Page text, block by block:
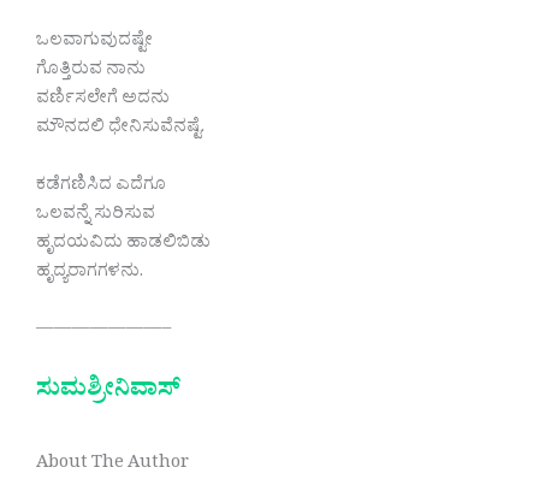
ಒಲವಾಗುವುದಷ್ಟೇ
ಗೊತ್ತಿರುವ ನಾನು
ವರ್ಣಿಸಲೇಗೆ ಅದನು
ಮೌನದಲಿ ಧೇನಿಸುವೆನಷ್ಟೆ.
ಕಡೆಗಣಿಸಿದ ಎದೆಗೂ
ಒಲವನ್ನೆ ಸುರಿಸುವ
ಹೃದಯವಿದು ಹಾಡಲಿಬಿಡು
ಹೃದ್ಯರಾಗಗಳನು.
———————–
ಸುಮಶ್ರೀನಿವಾಸ್
About The Author